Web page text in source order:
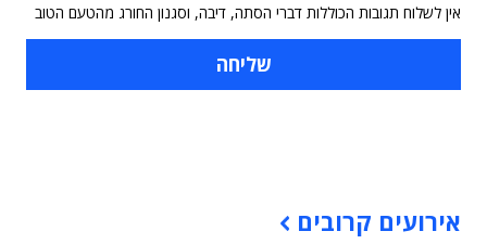
אין לשלוח תגובות הכוללות דברי הסתה, דיבה, וסגנון החורג מהטעם הטוב
אירועים קרובים